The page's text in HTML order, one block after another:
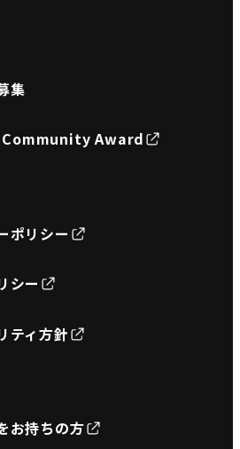
集
Award
ポリシー
シー
ティ方針
お持ちの方